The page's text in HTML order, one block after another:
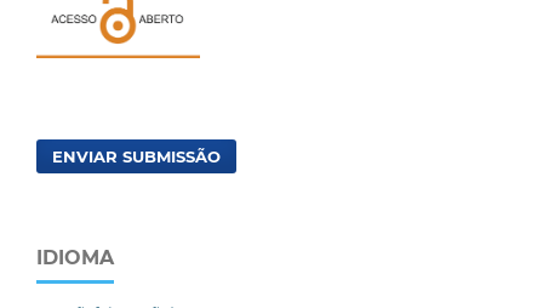
ENVIAR SUBMISSÃO
IDIOMA